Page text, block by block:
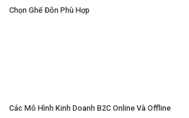
Chọn Ghế Đôn Phù Hợp
Các Mô Hình Kinh Doanh B2C Online Và Offline